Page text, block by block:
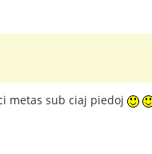
metas sub ciaj piedoj